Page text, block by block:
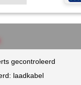
gecontroleerd
laadkabel